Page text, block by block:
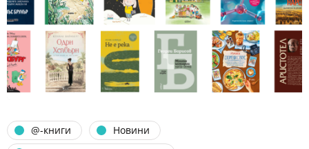
@-книги
Новини